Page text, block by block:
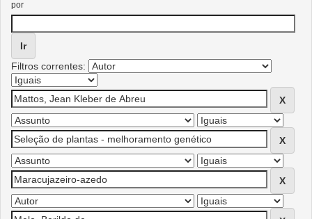
por
Filtros correntes: